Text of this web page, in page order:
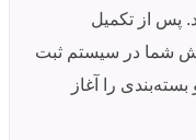
پس از تکمیل
شما در سیستم ثبت
را آغاز